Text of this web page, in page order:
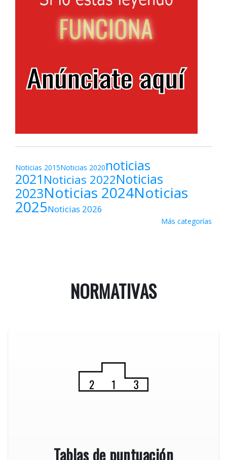
Noticias 2015Noticias 2020noticias
2021Noticias 2022Noticias
2023Noticias 2024Noticias
2025Noticias 2026
Más categorías
NORMATIVAS
Tablas de puntuación